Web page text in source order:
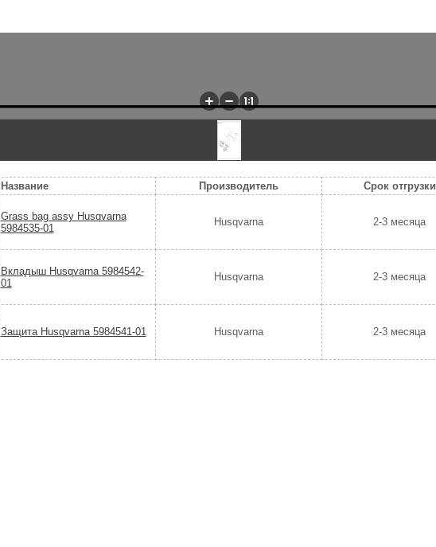
Название Производитель Срок отгрузки
Grass bag assy Husqvarna
5984535-01
Husqvarna 2-3 месяца
Вкладыш Husqvarna 5984542-
01
Husqvarna 2-3 месяца
Защита Husqvarna 5984541-01 Husqvarna 2-3 месяца